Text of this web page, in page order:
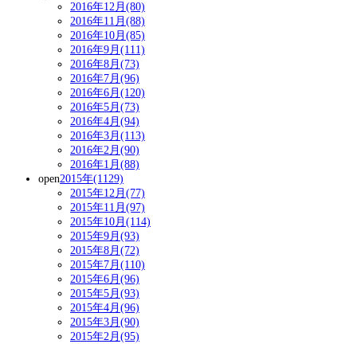
2016年12月(80)
2016年11月(88)
2016年10月(85)
2016年9月(111)
2016年8月(73)
2016年7月(96)
2016年6月(120)
2016年5月(73)
2016年4月(94)
2016年3月(113)
2016年2月(90)
2016年1月(88)
open2015年(1129)
2015年12月(77)
2015年11月(97)
2015年10月(114)
2015年9月(93)
2015年8月(72)
2015年7月(110)
2015年6月(96)
2015年5月(93)
2015年4月(96)
2015年3月(90)
2015年2月(95)